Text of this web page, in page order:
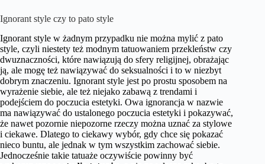
Ignorant style czy to pato style
Ignorant style w żadnym przypadku nie można mylić z pato
style, czyli niestety też modnym tatuowaniem przekleństw czy
dwuznaczności, które nawiązują do sfery religijnej, obrażając
ją, ale mogę też nawiązywać do seksualności i to w niezbyt
dobrym znaczeniu. Ignorant style jest po prostu sposobem na
wyrażenie siebie, ale też niejako zabawą z trendami i
podejściem do poczucia estetyki. Owa ignorancja w nazwie
ma nawiązywać do ustalonego poczucia estetyki i pokazywać,
że nawet pozornie niepozorne rzeczy można uznać za stylowe
i ciekawe. Dlatego to ciekawy wybór, gdy chce się pokazać
nieco buntu, ale jednak w tym wszystkim zachować siebie.
Jednocześnie takie tatuaże oczywiście powinny być